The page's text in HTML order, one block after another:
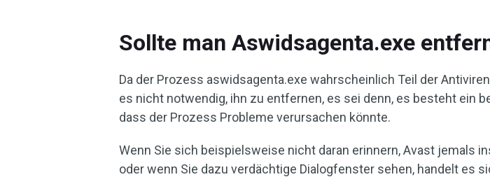
Sollte man Aswidsagenta.exe
Da der Prozess aswidsagenta.exe wahrscheinlich Teil der
es nicht notwendig, ihn zu entfernen, es sei denn, es besteht ein
dass der Prozess Probleme verursachen könnte.
Wenn Sie sich beispielsweise nicht daran erinnern, Avast jemals
oder wenn Sie dazu verdächtige Dialogfenster sehen, handelt es